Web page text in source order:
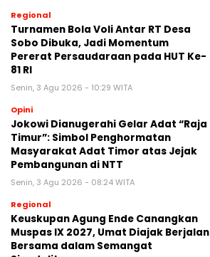
Regional
Turnamen Bola Voli Antar RT Desa
Sobo Dibuka, Jadi Momentum
Pererat Persaudaraan pada HUT Ke-
81 RI
Senin, 3 Agu 2026 - 10:29 WITA
Opini
Jokowi Dianugerahi Gelar Adat “Raja
Timur”: Simbol Penghormatan
Masyarakat Adat Timor atas Jejak
Pembangunan di NTT
Senin, 3 Agu 2026 - 08:24 WITA
Regional
Keuskupan Agung Ende Canangkan
Muspas IX 2027, Umat Diajak Berjalan
Bersama dalam Semangat